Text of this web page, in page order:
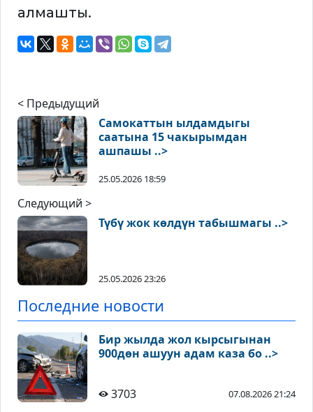
алмашты.
< Предыдущий
Самокаттын ылдамдыгы
саатына 15 чакырымдан
ашпашы ..>
25.05.2026 18:59
Следующий >
Түбү жок көлдүн табышмагы ..>
25.05.2026 23:26
Последние новости
Бир жылда жол кырсыгынан
900дөн ашуун адам каза бо ..>
3703 07.08.2026 21:24